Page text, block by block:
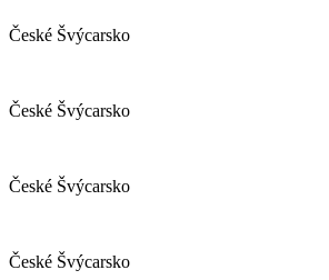
České Švýcarsko
České Švýcarsko
České Švýcarsko
České Švýcarsko